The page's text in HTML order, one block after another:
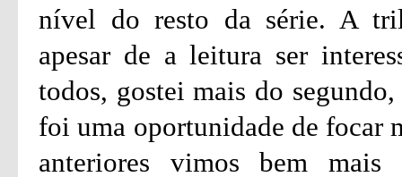
nível do resto da série. A
apesar de a leitura ser
todos, gostei mais do
foi uma oportunidade de focar
anteriores vimos bem